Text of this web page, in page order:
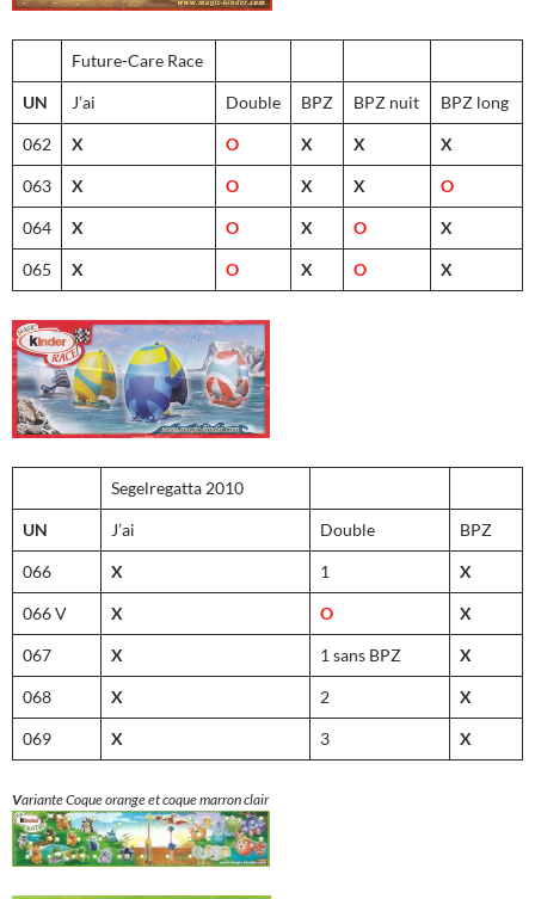
Future-Care Race
UN J’ai Double BPZ BPZ nuit BPZ long
062 X O X X X
063 X O X X O
064 X O X O X
065 X O X O X
Segelregatta 2010
UN J’ai Double BPZ
066 X 1 X
066 V X O X
067 X 1 sans BPZ X
068 X 2 X
069 X 3 X
Variante Coque orange et coque marron clair